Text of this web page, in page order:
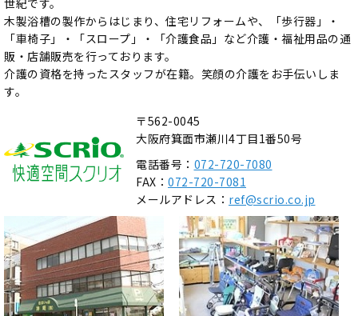
世紀です。
木製浴槽の製作からはじまり、住宅リフォームや、「歩行器」・
「車椅子」・「スロープ」・「介護食品」など介護・福祉用品の通
販・店舗販売を行っております。
介護の資格を持ったスタッフが在籍。笑顔の介護をお手伝いしま
す。
〒562-0045
大阪府箕面市瀬川4丁目1番50号
電話番号： 072-720-7080
FAX： 072-720-7081
メールアドレス： ref@scrio.co.jp